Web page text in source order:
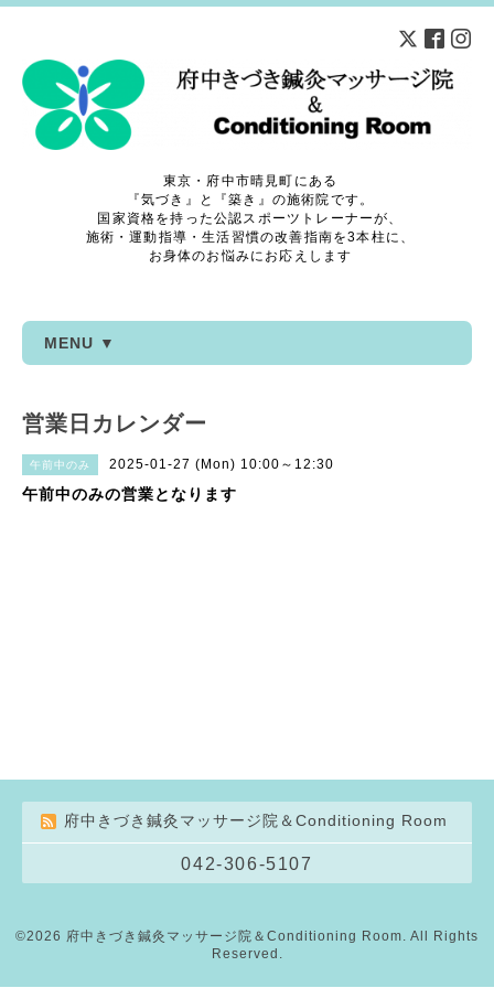
東京・府中市晴見町にある
『気づき』と『築き』の施術院です。
国家資格を持った公認スポーツトレーナーが、
施術・運動指導・生活習慣の改善指南を3本柱に、
お身体のお悩みにお応えします
MENU ▼
営業日カレンダー
午前中のみ 2025-01-27 (Mon) 10:00～12:30
午前中のみの営業となります
府中きづき鍼灸マッサージ院＆Conditioning Room
042-306-5107
©2026 府中きづき鍼灸マッサージ院＆Conditioning Room . All Rights
Reserved.